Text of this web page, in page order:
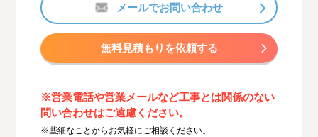
メールでお問い合わせ
無料見積もりを依頼する
※営業電話や営業メールなど工事とは関係のない
問い合わせはご遠慮ください。
※些細なことからお気軽にご相談ください。